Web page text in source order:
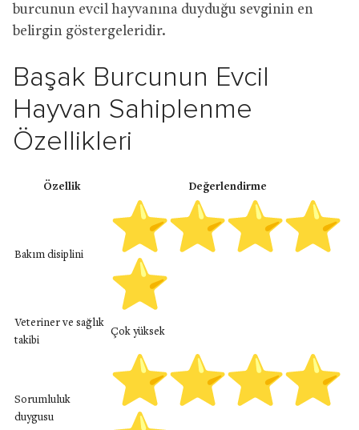
burcunun evcil hayvanına duyduğu sevginin en
belirgin göstergeleridir.
Başak Burcunun Evcil
Hayvan Sahiplenme
Özellikleri
Özellik Değerlendirme
Bakım disiplini
Veteriner ve sağlık
takibi
Çok yüksek
Sorumluluk
duygusu